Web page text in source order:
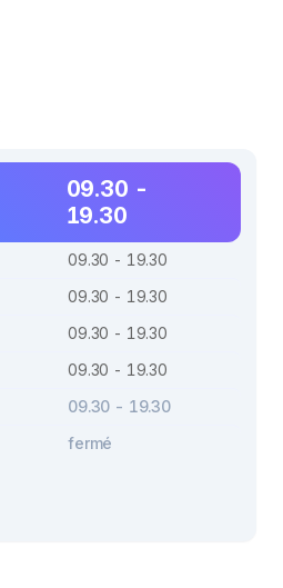
09.30 -
19.30
09.30 - 19.30
09.30 - 19.30
09.30 - 19.30
09.30 - 19.30
09.30 - 19.30
fermé